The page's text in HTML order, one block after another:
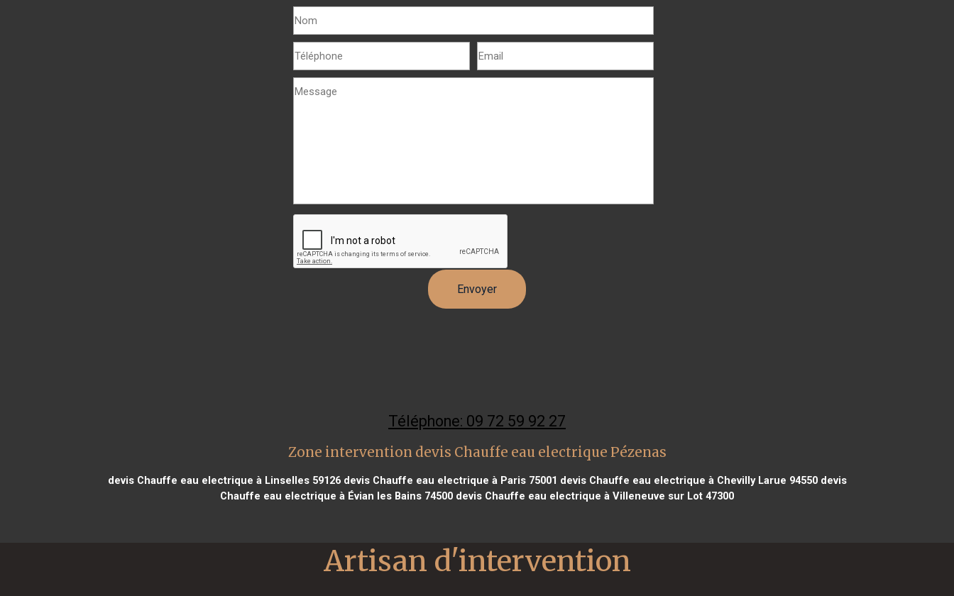
Téléphone: 09 72 59 92 27
Zone intervention devis Chauffe eau electrique Pézenas
devis Chauffe eau electrique à Linselles 59126devis Chauffe eau electrique à Paris 75001 devis Chauffe eau electrique à Chevilly Larue 94550devis
Chauffe eau electrique à Évian les Bains 74500 devis Chauffe eau electrique à Villeneuve sur Lot 47300
Artisan d'intervention